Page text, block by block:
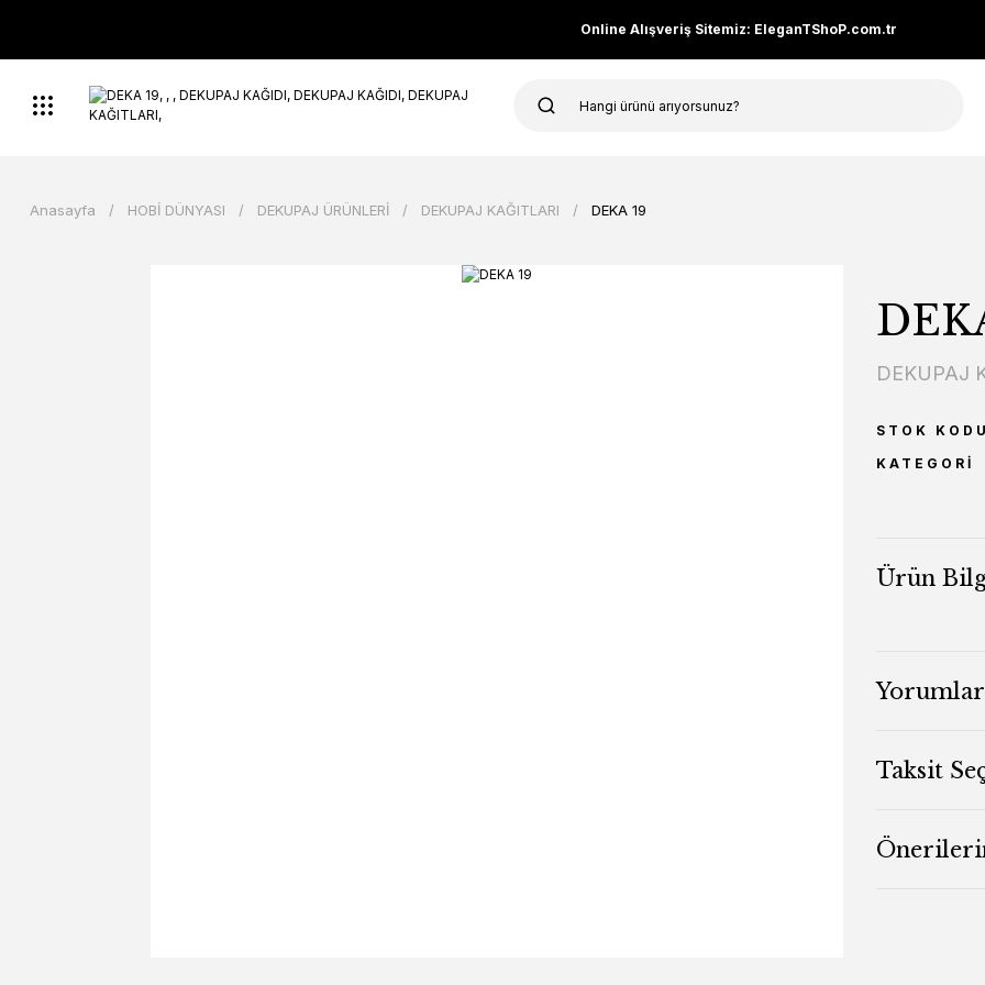
Online Alışveriş Sitemiz: EleganTShoP.com.tr
Anasayfa HOBİ DÜNYASI DEKUPAJ ÜRÜNLERİ DEKUPAJ KAĞITLARI DEKA 19
DEKUPAJ
STOK KODU
KATEGORI
Ürün
Yorumlar
Taksit